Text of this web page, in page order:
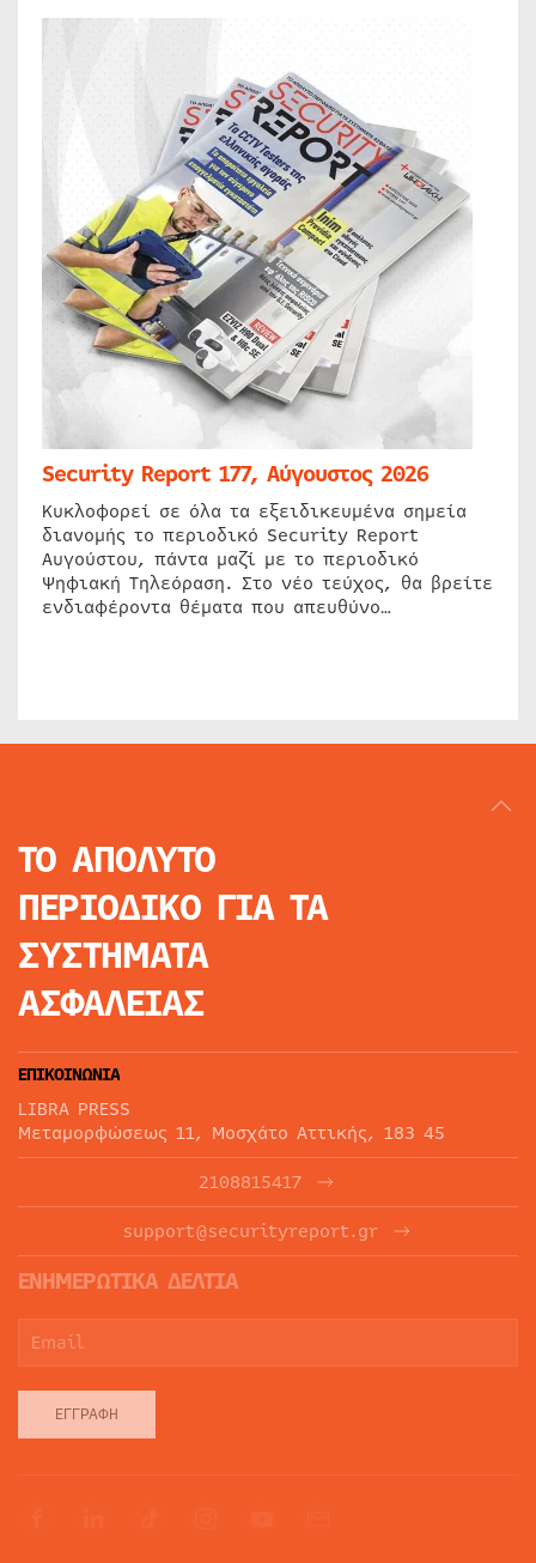
Security Report 177, Αύγουστος 2026
Κυκλοφορεί σε όλα τα εξειδικευμένα σημεία
διανομής το περιοδικό Security Report
Αυγούστου, πάντα μαζί με το περιοδικό
Ψηφιακή Τηλεόραση. Στο νέο τεύχος, θα βρείτε
ενδιαφέροντα θέματα που απευθύνο…
ΤΟ ΑΠΟΛΥΤΟ
ΠΕΡΙΟΔΙΚΟ ΓΙΑ ΤΑ
ΣΥΣΤΗΜΑΤΑ
ΑΣΦΑΛΕΙΑΣ
ΕΠΙΚΟΙΝΩΝΙΑ
LIBRA PRESS
Μεταμορφώσεως 11, Μοσχάτο Αττικής, 183 45
2108815417
support@securityreport.gr
ΕΝΗΜΕΡΩΤΙΚΑ ΔΕΛΤΙΑ
ΕΓΓΡΑΦΉ